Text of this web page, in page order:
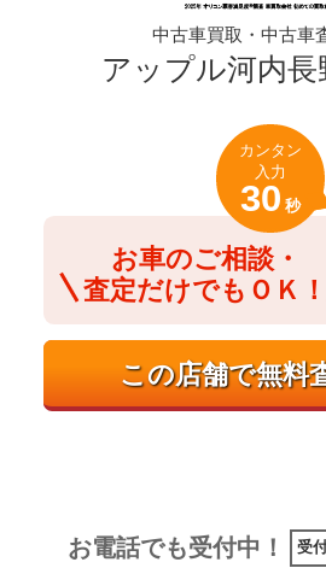
中古車買取・中古車
アップル河内長
お車のご相談・
査定だけでもＯＫ！
カンタン
入力
30 秒
お電話でも受付中！ 受